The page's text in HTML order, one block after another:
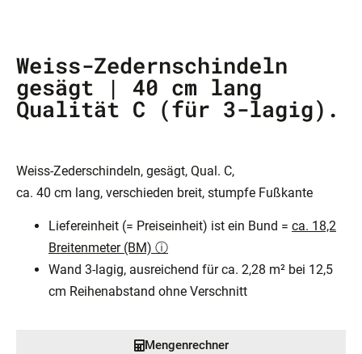
Weiss-Zedernschindeln
gesägt | 40 cm lang
Qualität C (für 3-lagig).
Weiss-Zederschindeln, gesägt, Qual. C,
ca. 40 cm lang, verschieden breit, stumpfe Fußkante
Liefereinheit (= Preiseinheit) ist ein Bund = ca. 18,2
Breitenmeter (BM) ⓘ
Wand 3-lagig, ausreichend für ca. 2,28 m² bei 12,5
cm Reihenabstand ohne Verschnitt
Mengenrechner